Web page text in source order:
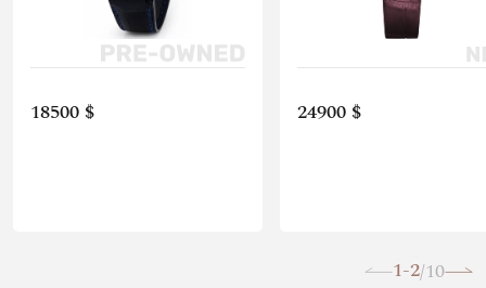
18500 $ 24900 $
1-2/10